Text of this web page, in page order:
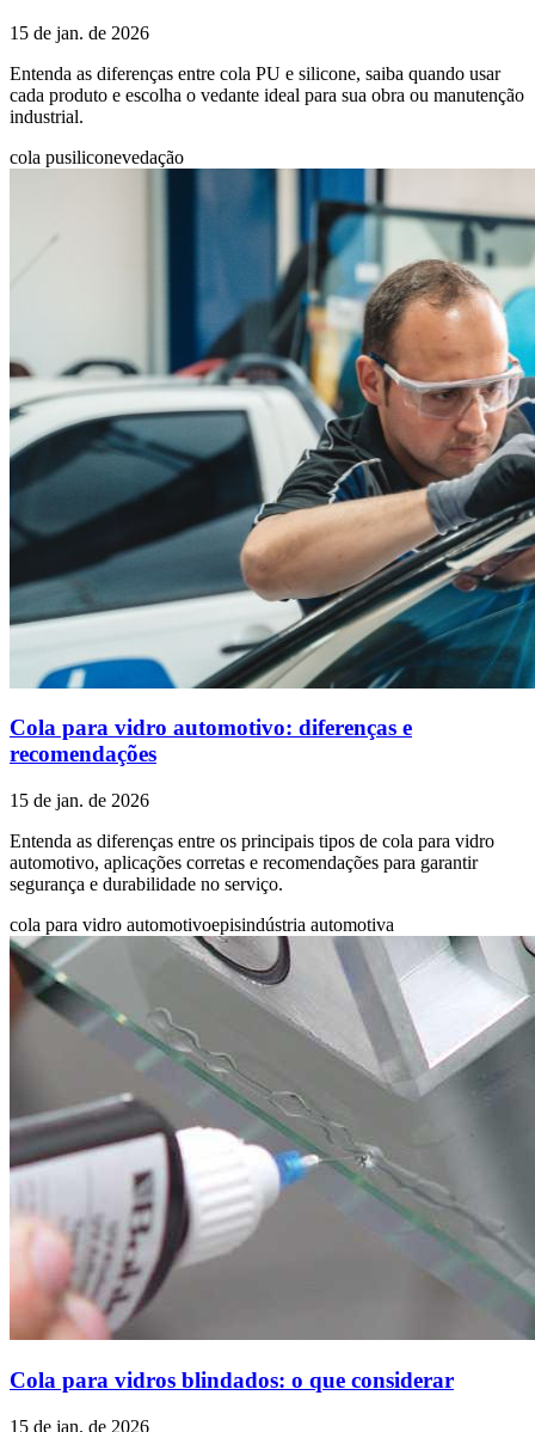
15 de jan. de 2026
Entenda as diferenças entre cola PU e silicone, saiba quando usar
cada produto e escolha o vedante ideal para sua obra ou manutenção
industrial.
cola pusiliconevedação
Cola para vidro automotivo: diferenças e
recomendações
15 de jan. de 2026
Entenda as diferenças entre os principais tipos de cola para vidro
automotivo, aplicações corretas e recomendações para garantir
segurança e durabilidade no serviço.
cola para vidro automotivoepisindústria automotiva
Cola para vidros blindados: o que considerar
15 de jan. de 2026